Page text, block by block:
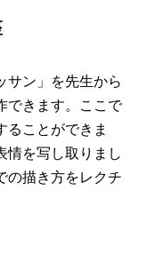
サン」を先生から
できます。ここで
ることができま
情を写し取りまし
の描き方をレクチ